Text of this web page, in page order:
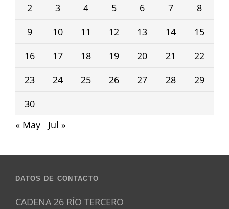
2
3 4 5 6 7
8
9
10 11 12 13 14
15
16
17 18 19 20 21
22
23
24 25 26 27 28
29
30
« May
Jul »
DATOS DE CONTACTO
CADENA 26 RÍO TERCERO